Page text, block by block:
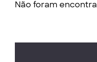
Não foram